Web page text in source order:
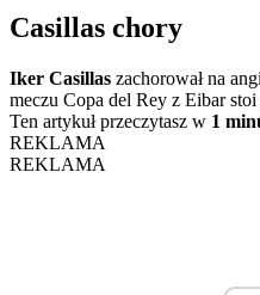
Casillas chory
Iker Casillas zachorował na
meczu Copa del Rey z Eibar
Ten artykuł przeczytasz w 1
REKLAMA
REKLAMA